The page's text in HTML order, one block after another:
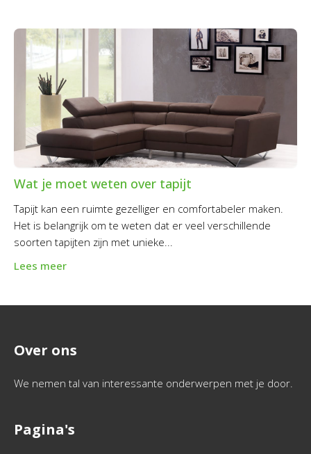
Wat je moet weten over tapijt
Tapijt kan een ruimte gezelliger en comfortabeler maken.
Het is belangrijk om te weten dat er veel verschillende
soorten tapijten zijn met unieke...
Lees meer
Over ons
We nemen tal van interessante onderwerpen met je door.
Pagina's